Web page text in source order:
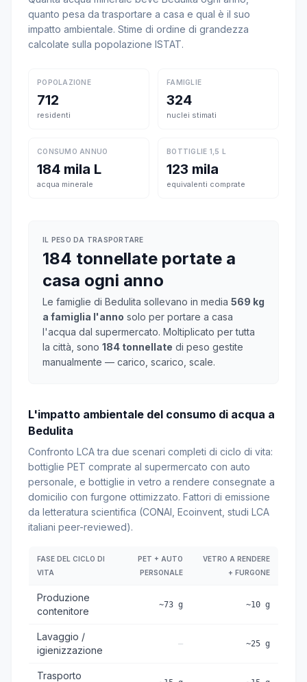
quanto pesa da trasportare a casa e qual è il suo
impatto ambientale. Stime di ordine di grandezza
calcolate sulla popolazione ISTAT.
POPOLAZIONE
712
residenti
FAMIGLIE
324
nuclei stimati
CONSUMO ANNUO
184 mila L
acqua minerale
BOTTIGLIE 1,5 L
123 mila
equivalenti comprate
IL PESO DA TRASPORTARE
184 tonnellate portate a
casa ogni anno
Le famiglie di Bedulita sollevano in media 569 kg
a famiglia l'anno solo per portare a casa
l'acqua dal supermercato. Moltiplicato per tutta
la città, sono 184 tonnellate di peso gestite
manualmente — carico, scarico, scale.
L'impatto ambientale del consumo di acqua a
Bedulita
Confronto LCA tra due scenari completi di ciclo di vita:
bottiglie PET comprate al supermercato con auto
personale, e bottiglie in vetro a rendere consegnate a
domicilio con furgone ottimizzato. Fattori di emissione
da letteratura scientifica (CONAI, Ecoinvent, studi LCA
italiani peer-reviewed).
FASE DEL CICLO DI
VITA
PET + AUTO
PERSONALE
VETRO A RENDERE
+ FURGONE
Produzione
contenitore
~73 g ~10 g
Lavaggio /
igienizzazione
— ~25 g
Trasporto